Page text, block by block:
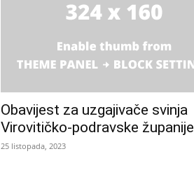
Obavijest za uzgajivače svinja
Virovitičko-podravske županije
25 listopada, 2023